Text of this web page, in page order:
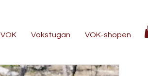
Vokstugan VOK-shopen